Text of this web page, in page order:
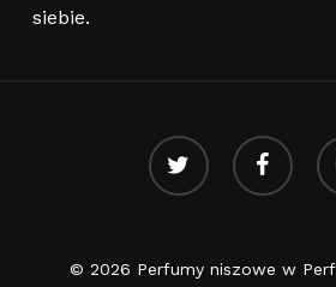
siebie.
twitter facebook
© 2026 Perfumy niszowe w